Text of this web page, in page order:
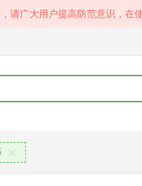
广大用户提高防范意识，在